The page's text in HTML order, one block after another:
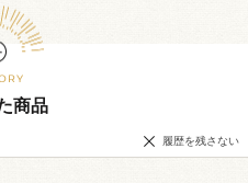
商品
履歴を残さない